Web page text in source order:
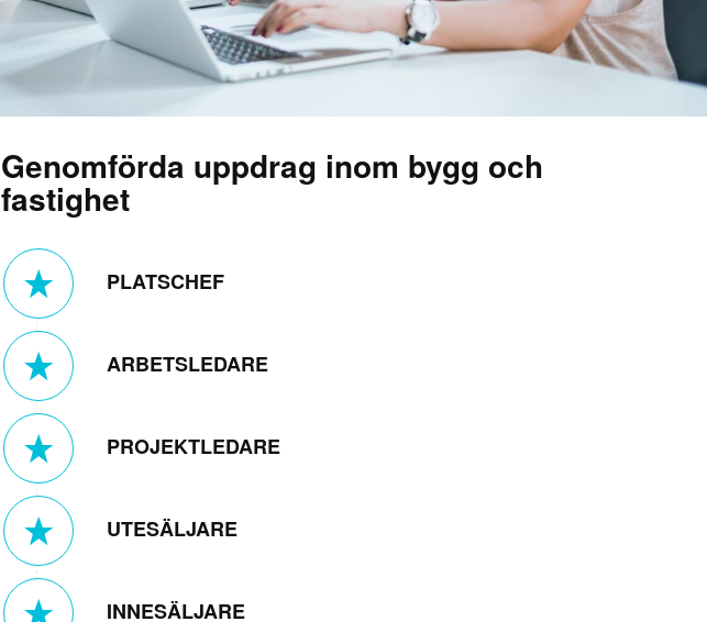
Genomförda uppdrag inom bygg och
fastighet
PLATSCHEF
ARBETSLEDARE
PROJEKTLEDARE
UTESÄLJARE
INNESÄLJARE